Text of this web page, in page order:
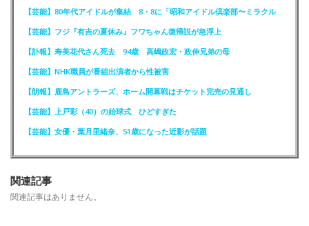
【芸能】80年代アイドルが集結 8・8に「昭和アイドル倶楽部〜ミラクル同窓会〜」を開催
【芸能】フジ『有吉の夏休み』フワちゃん復帰説が急浮上
【訃報】寿美花代さん死去 94歳 高嶋政宏・政伸兄弟の母
【芸能】NHK職員が番組出演者から性被害
【朗報】鹿島アントラーズ、ホーム開幕戦はチケット完売の見通し
【芸能】上戸彩（40）の始球式 ひどすぎた
【芸能】女優・葉月里緒奈、51歳になった近影が話題
関連記事
関連記事はありません。